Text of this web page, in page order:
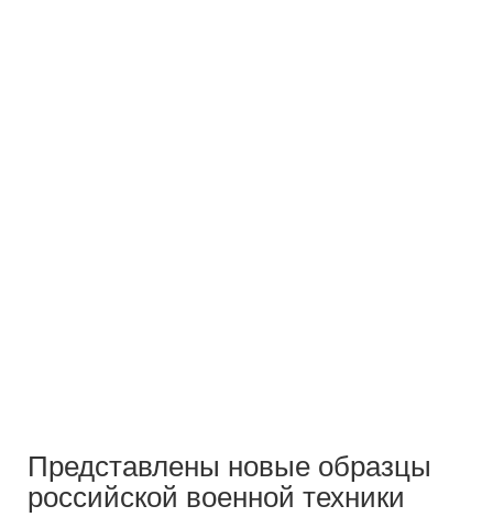
Представлены новые образцы
российской военной техники